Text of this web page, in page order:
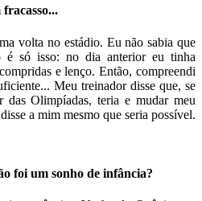
volta no estádio. Eu não sabia que
é só isso: no dia anterior eu tinha
e lenço. Então, compreendi
Meu treinador disse que, se
das Olimpíadas, teria e mudar meu
a mim mesmo que seria possível.
foi um sonho de infância?